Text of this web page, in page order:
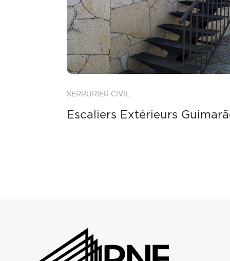
SERRURIER CIVIL
Escaliers Extérieurs